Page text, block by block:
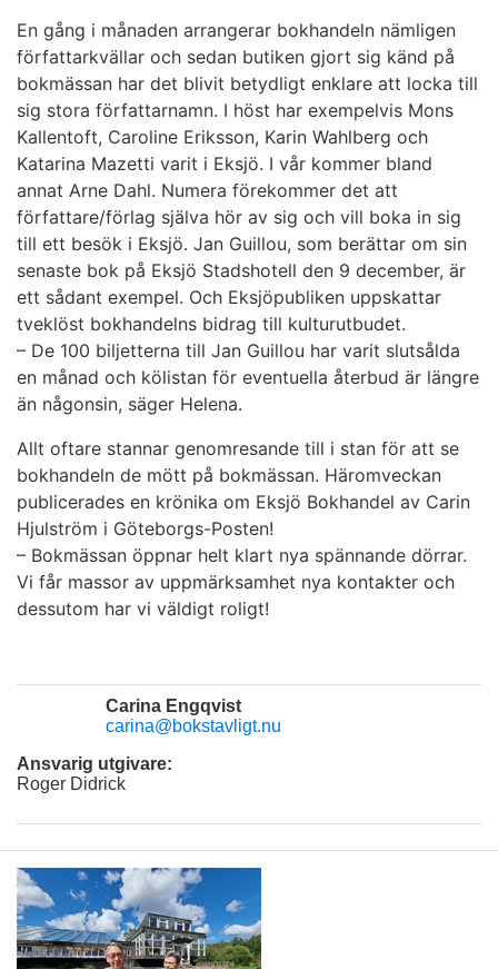
En gång i månaden arrangerar bokhandeln nämligen
författarkvällar och sedan butiken gjort sig känd på
bokmässan har det blivit betydligt enklare att locka till
sig stora författarnamn. I höst har exempelvis Mons
Kallentoft, Caroline Eriksson, Karin Wahlberg och
Katarina Mazetti varit i Eksjö. I vår kommer bland
annat Arne Dahl. Numera förekommer det att
författare/förlag själva hör av sig och vill boka in sig
till ett besök i Eksjö. Jan Guillou, som berättar om sin
senaste bok på Eksjö Stadshotell den 9 december, är
ett sådant exempel. Och Eksjöpubliken uppskattar
tveklöst bokhandelns bidrag till kulturutbudet.
– De 100 biljetterna till Jan Guillou har varit slutsålda
en månad och kölistan för eventuella återbud är längre
än någonsin, säger Helena.
Allt oftare stannar genomresande till i stan för att se
bokhandeln de mött på bokmässan. Häromveckan
publicerades en krönika om Eksjö Bokhandel av Carin
Hjulström i Göteborgs-Posten!
– Bokmässan öppnar helt klart nya spännande dörrar.
Vi får massor av uppmärksamhet nya kontakter och
dessutom har vi väldigt roligt!
Carina Engqvist
carina@bokstavligt.nu
Ansvarig utgivare:
Roger Didrick